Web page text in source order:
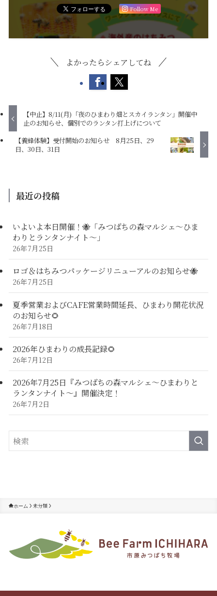
Follow Me
よかったらシェアしてね
【中止】8/11(月)「夜のひまわり畑とスカイランタン」開催中
止のお知らせ、個別でのランタン打上げについて
【養蜂体験】受付開始のお知らせ 8月25日、29
日、30日、31日
最近の投稿
いよいよ本日開催！🐝「みつばちの森マルシェ〜ひま
わりとランタンナイト〜」
26年7月25日
ロゴ＆はちみつパッケージリニューアルのお知らせ🐝
26年7月25日
夏季営業およびCAFE営業時間延長、ひまわり開花状況
のお知らせ🌻
26年7月18日
2026年ひまわりの成長記録🌻
26年7月12日
2026年7月25日『みつばちの森マルシェ～ひまわりと
ランタンナイト～』開催決定！
26年7月2日
ホーム 未分類